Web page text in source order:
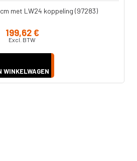
met LW24 koppeling (97283)
199,62 €
Excl. BTW
WINKELWAGEN